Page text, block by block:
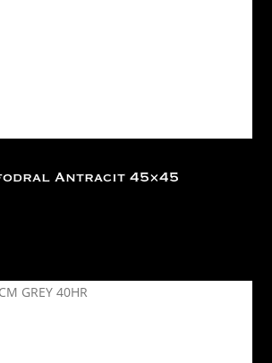
Antracit 45×45